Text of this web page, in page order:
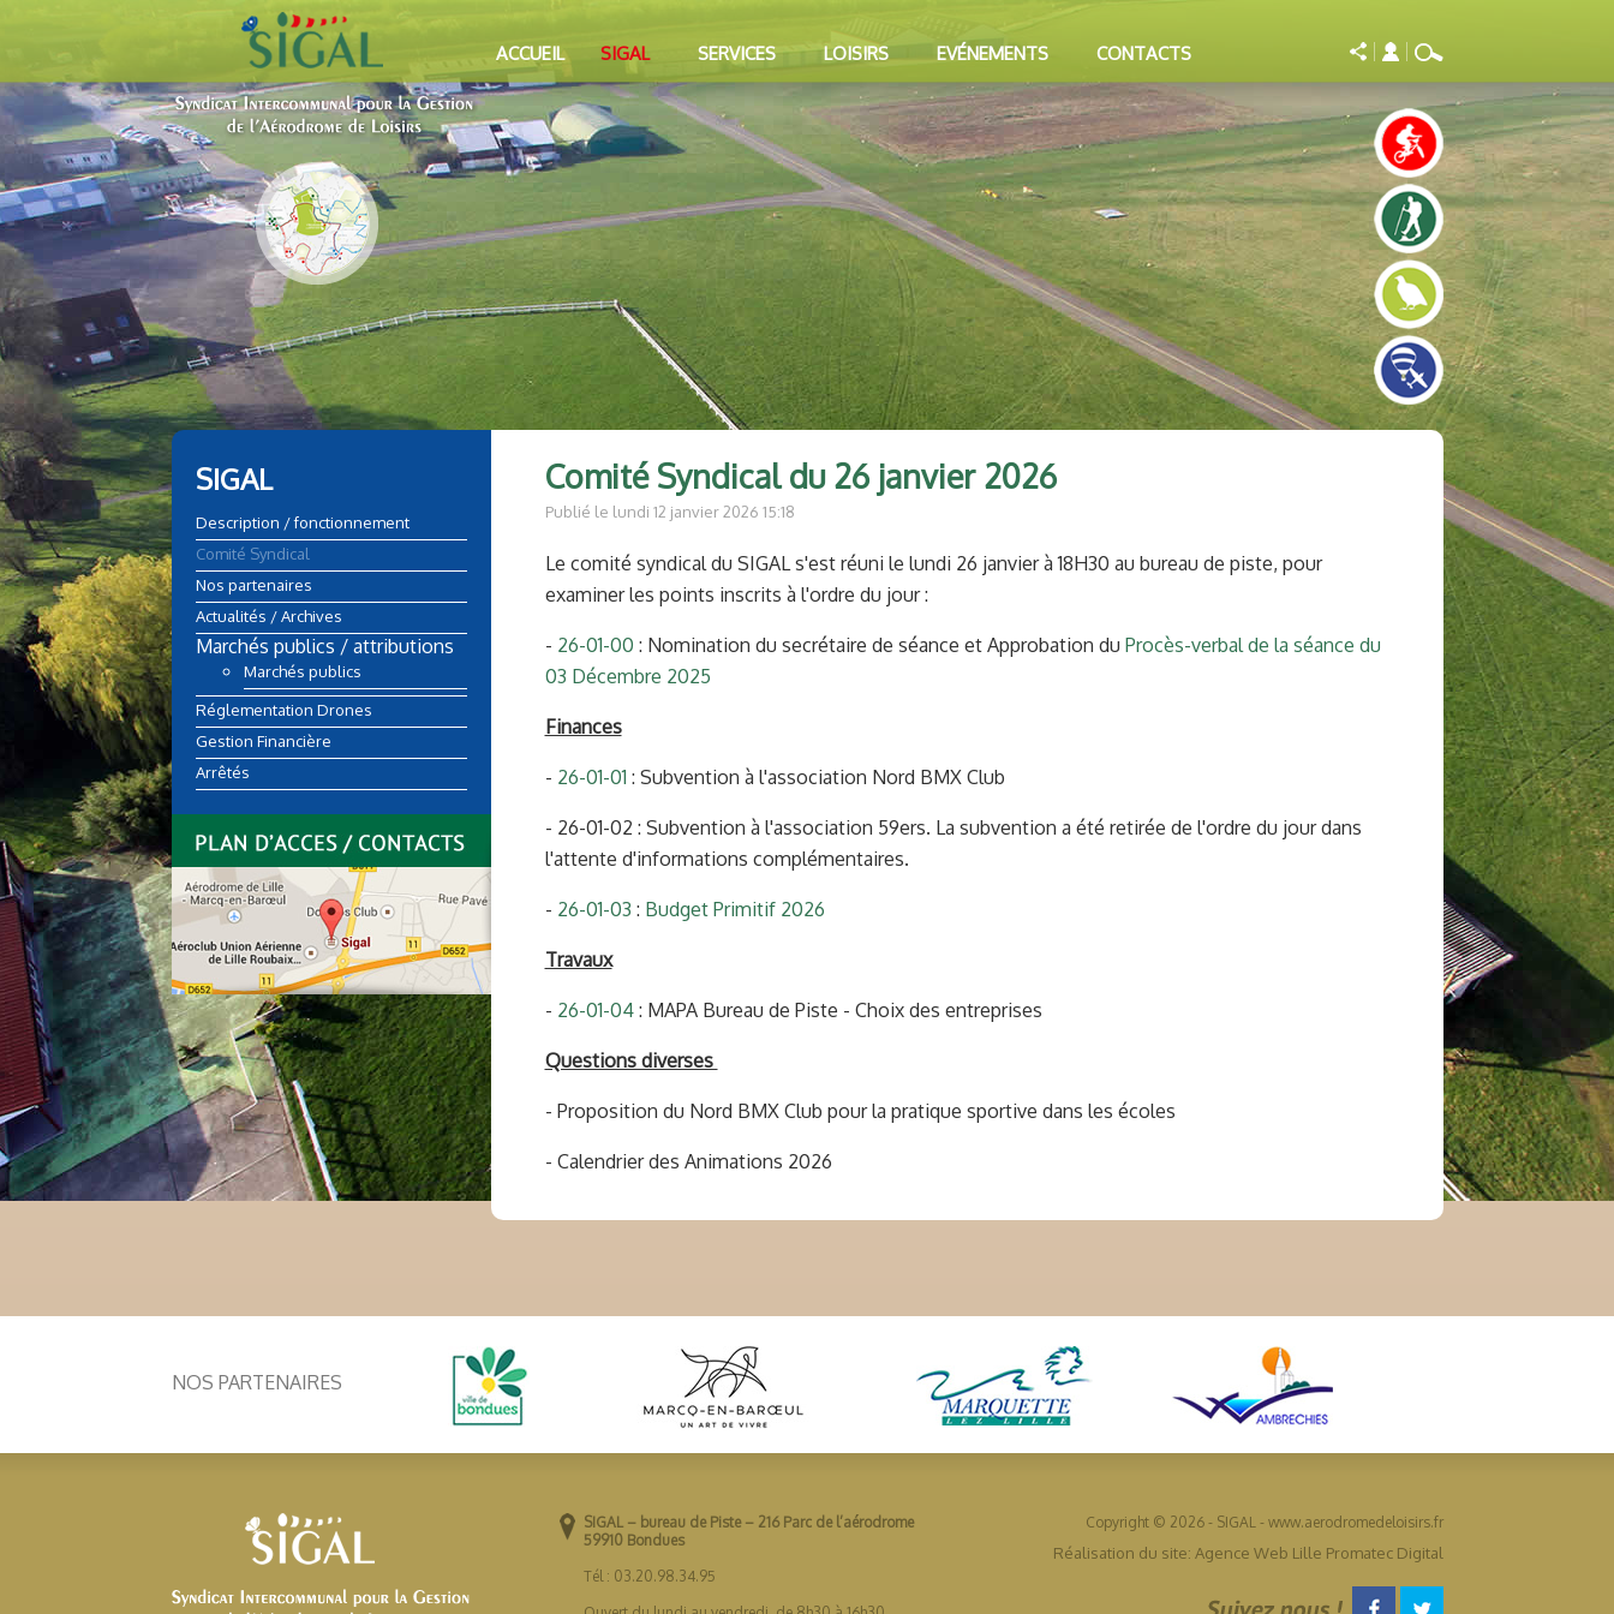
ACCUEIL SIGAL SERVICES LOISIRS EVÉNEMENTS CONTACTS
SIGAL
Description / fonctionnement
Comité Syndical
Nos partenaires
Actualités / Archives
Marchés publics / attributions
Marchés publics
Réglementation Drones
Gestion Financière
Arrêtés
Comité Syndical du 26 janvier 2026
Publié le lundi 12 janvier 2026 15:18
Le comité syndical du SIGAL s'est réuni le lundi 26 janvier à 18H30 au bureau de piste, pour
examiner les points inscrits à l'ordre du jour :
- 26-01-00 : Nomination du secrétaire de séance et Approbation du Procès-verbal de la séance du
03 Décembre 2025
Finances
- 26-01-01 : Subvention à l'association Nord BMX Club
- 26-01-02 : Subvention à l'association 59ers. La subvention a été retirée de l'ordre du jour dans
l'attente d'informations complémentaires.
- 26-01-03 : Budget Primitif 2026
Travaux
- 26-01-04: MAPA Bureau de Piste - Choix des entreprises
Questions diverses
- Proposition du Nord BMX Club pour la pratique sportive dans les écoles
- Calendrier des Animations 2026
NOS PARTENAIRES
SIGAL – bureau de Piste – 216 Parc de l’aérodrome
59910 Bondues
Tél : 03.20.98.34.95
Copyright © 2026 - SIGAL - www.aerodromedeloisirs.fr
Réalisation du site: Agence Web Lille Promatec Digital